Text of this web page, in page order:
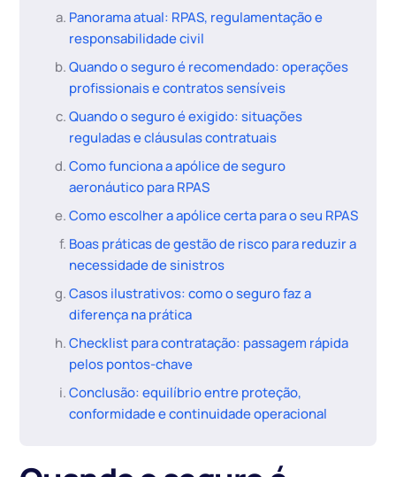
Panorama atual: RPAS, regulamentação e
responsabilidade civil
Quando o seguro é recomendado: operações
profissionais e contratos sensíveis
Quando o seguro é exigido: situações
reguladas e cláusulas contratuais
Como funciona a apólice de seguro
aeronáutico para RPAS
Como escolher a apólice certa para o seu RPAS
Boas práticas de gestão de risco para reduzir a
necessidade de sinistros
Casos ilustrativos: como o seguro faz a
diferença na prática
Checklist para contratação: passagem rápida
pelos pontos-chave
Conclusão: equilíbrio entre proteção,
conformidade e continuidade operacional